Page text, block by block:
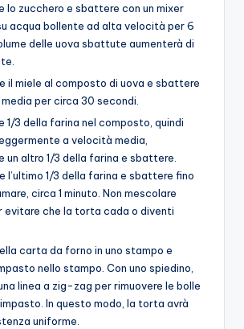
lo zucchero e sbattere con un mixer
acqua bollente ad alta velocità per 6
delle uova sbattute aumenterà di
il miele al composto di uova e sbattere
per circa 30 secondi.
1/3 della farina nel composto, quindi
a velocità media,
un altro 1/3 della farina e sbattere.
l’ultimo 1/3 della farina e sbattere fino
circa 1 minuto. Non mescolare
evitare che la torta cada o diventi
carta da forno in uno stampo e
nello stampo. Con uno spiedino,
linea a zig-zag per rimuovere le bolle
In questo modo, la torta avrà
uniforme.